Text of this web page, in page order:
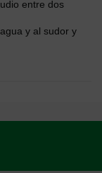
entre dos
y al sudor y